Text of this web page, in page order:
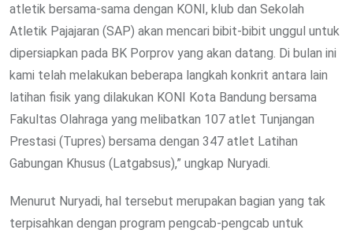
atletik bersama-sama dengan KONI, klub dan Sekolah
Atletik Pajajaran (SAP) akan mencari bibit-bibit unggul untuk
dipersiapkan pada BK Porprov yang akan datang. Di bulan ini
kami telah melakukan beberapa langkah konkrit antara lain
latihan fisik yang dilakukan KONI Kota Bandung bersama
Fakultas Olahraga yang melibatkan 107 atlet Tunjangan
Prestasi (Tupres) bersama dengan 347 atlet Latihan
Gabungan Khusus (Latgabsus),” ungkap Nuryadi.
Menurut Nuryadi, hal tersebut merupakan bagian yang tak
terpisahkan dengan program pengcab-pengcab untuk